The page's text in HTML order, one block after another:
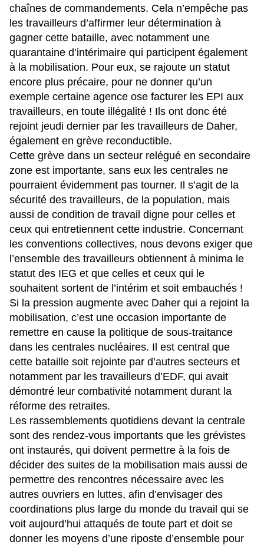
chaînes de commandements. Cela n’empêche pas
les travailleurs d’affirmer leur détermination à
gagner cette bataille, avec notamment une
quarantaine d’intérimaire qui participent également
à la mobilisation. Pour eux, se rajoute un statut
encore plus précaire, pour ne donner qu’un
exemple certaine agence ose facturer les EPI aux
travailleurs, en toute illégalité ! Ils ont donc été
rejoint jeudi dernier par les travailleurs de Daher,
également en grève reconductible.
Cette grève dans un secteur relégué en secondaire
zone est importante, sans eux les centrales ne
pourraient évidemment pas tourner. Il s’agit de la
sécurité des travailleurs, de la population, mais
aussi de condition de travail digne pour celles et
ceux qui entretiennent cette industrie. Concernant
les conventions collectives, nous devons exiger que
l’ensemble des travailleurs obtiennent à minima le
statut des IEG et que celles et ceux qui le
souhaitent sortent de l’intérim et soit embauchés !
Si la pression augmente avec Daher qui a rejoint la
mobilisation, c’est une occasion importante de
remettre en cause la politique de sous-traitance
dans les centrales nucléaires. Il est central que
cette bataille soit rejointe par d’autres secteurs et
notamment par les travailleurs d’EDF, qui avait
démontré leur combativité notamment durant la
réforme des retraites.
Les rassemblements quotidiens devant la centrale
sont des rendez-vous importants que les grévistes
ont instaurés, qui doivent permettre à la fois de
décider des suites de la mobilisation mais aussi de
permettre des rencontres nécessaire avec les
autres ouvriers en luttes, afin d’envisager des
coordinations plus large du monde du travail qui se
voit aujourd’hui attaqués de toute part et doit se
donner les moyens d’une riposte d’ensemble pour